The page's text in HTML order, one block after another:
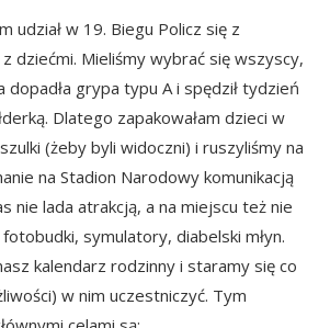
udział w 19. Biegu Policz się z
dziećmi. Mieliśmy wybrać się wszyscy,
grypa typu A i spędził tydzień
Dlatego zapakowałam dzieci w
(żeby byli widoczni) i ruszyliśmy na
na Stadion Narodowy komunikacją
nie lada atrakcją, a na miejscu też nie
symulatory, diabelski młyn.
kalendarz rodzinny i staramy się co
w nim uczestniczyć. Tym